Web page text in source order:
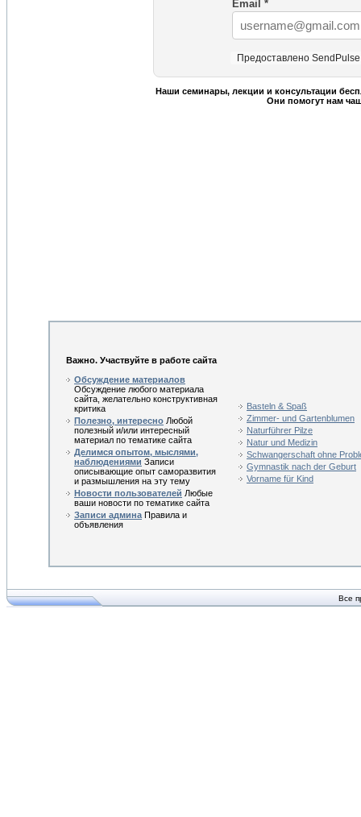
Email *
Предоставлено SendPulse
Наши семинары, лекции и консультации
Они помогут нам
Важно. Участвуйте в работе сайта
Обсуждение материалов
Обсуждение любого материала
сайта, желательно конструктивная
критика
Полезно, интересно Любой
полезный и/или интересный
материал по тематике сайта
Делимся опытом, мыслями,
наблюдениями Записи
описывающие опыт саморазвития
и размышления на эту тему
Новости пользователей Любые
ваши новости по тематике сайта
Записи админа Правила и
объявления
Basteln & Spaß
Zimmer- und Gartenblumen
Naturführer Pilze
Natur und Medizin
Schwangerschaft ohne
Gymnastik nach der Geburt
Vorname für Kind
Все